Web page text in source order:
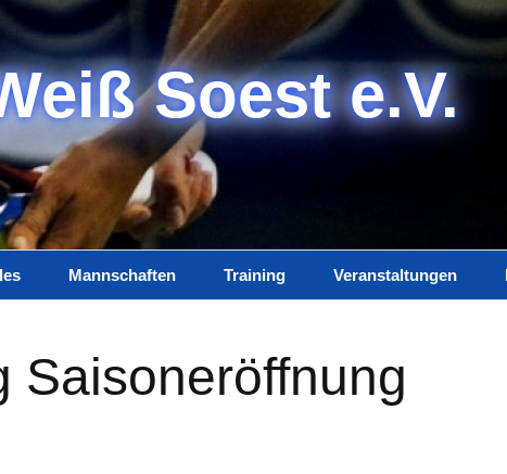
Soest e.V.
Mannschaften
Herren
Training
Training
Veranstaltungen
Saisoneröffnung